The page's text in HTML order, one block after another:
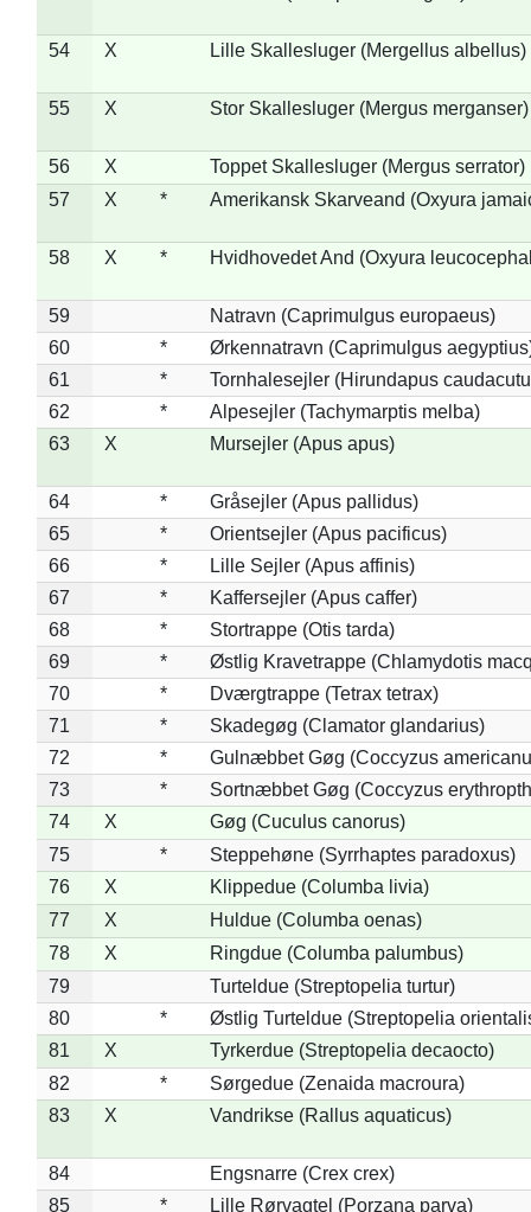
54 X Lille Skallesluger (Mergellus albellus)
55 X Stor Skallesluger (Mergus merganser)
56 X
Toppet Skallesluger (Mergus serrator)
57
X * Amerikansk Skarveand (Oxyura
58 X * Hvidhovedet And (Oxyura
59
Natravn (Caprimulgus europaeus)
60
*
Ørkennatravn (Caprimulgus
61
*
Tornhalesejler (Hirundapus
62
*
Alpesejler (Tachymarptis melba)
63
X Mursejler (Apus apus)
64 *
Gråsejler (Apus pallidus)
65
*
Orientsejler (Apus pacificus)
66
*
Lille Sejler (Apus affinis)
67
*
Kaffersejler (Apus caffer)
68
*
Stortrappe (Otis tarda)
69
*
Østlig Kravetrappe (Chlamydotis
70
*
Dværgtrappe (Tetrax tetrax)
71
*
Skadegøg (Clamator glandarius)
72
*
Gulnæbbet Gøg (Coccyzus
73
*
Sortnæbbet Gøg (Coccyzus
74
X
Gøg (Cuculus canorus)
75
*
Steppehøne (Syrrhaptes paradoxus)
76
X
Klippedue (Columba livia)
77
X
Huldue (Columba oenas)
78
X
Ringdue (Columba palumbus)
79
Turteldue (Streptopelia turtur)
80
*
Østlig Turteldue (Streptopelia
81
X
Tyrkerdue (Streptopelia decaocto)
82
*
Sørgedue (Zenaida macroura)
83
X Vandrikse (Rallus aquaticus)
84
Engsnarre (Crex crex)
85
* Lille Rørvagtel (Porzana parva)